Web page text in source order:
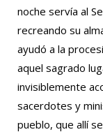
noche servía al
recreando su
ayudó a la
aquel sagrado
invisiblemente
sacerdotes y
pueblo, que allí